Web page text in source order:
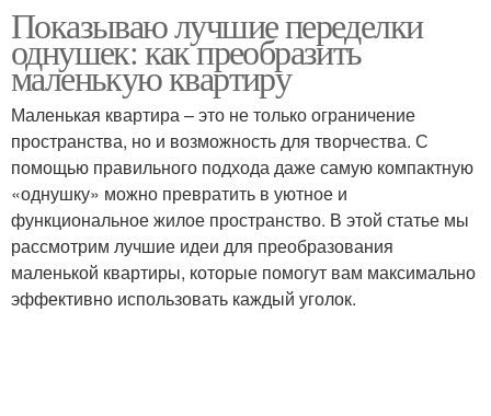
Место в однокомнатной
квартире
Показываю лучшие переделки
однушек: как преобразить
маленькую квартиру
Маленькая квартира – это не только ограничение
пространства, но и возможность для творчества. С
помощью правильного подхода даже самую компактную
«однушку» можно превратить в уютное и
функциональное жилое пространство. В этой статье мы
рассмотрим лучшие идеи для преобразования
маленькой квартиры, которые помогут вам максимально
эффективно использовать каждый уголок.